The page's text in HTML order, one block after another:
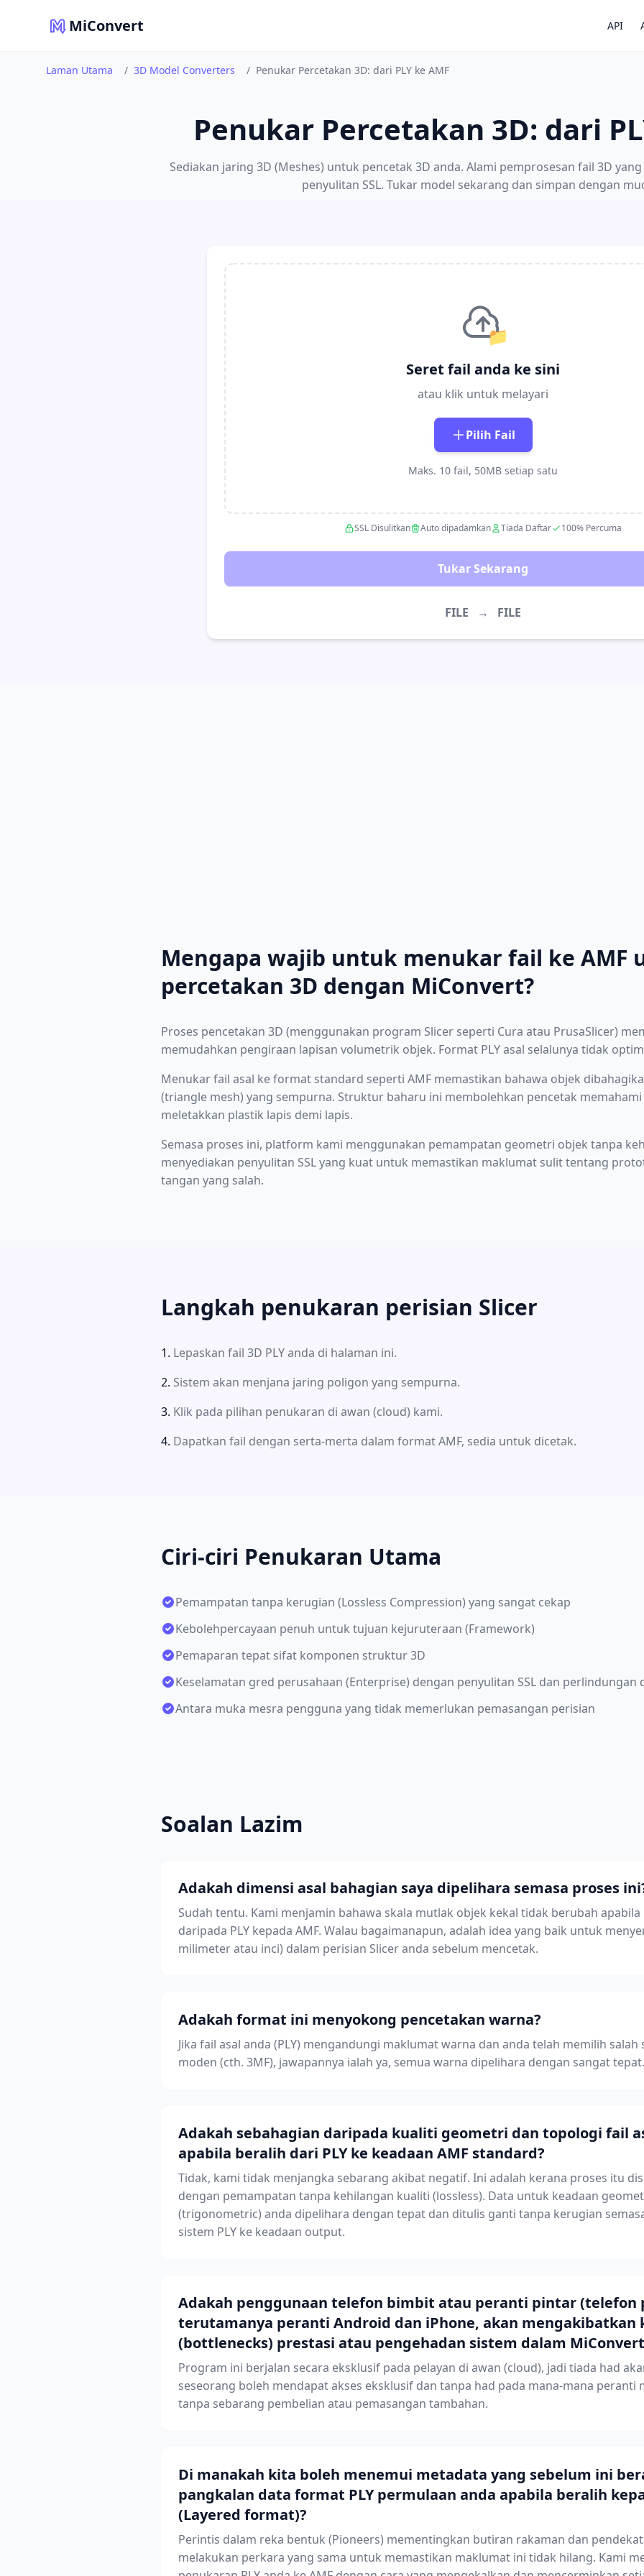
MiConvert API
Laman Utama / 3D Model Converters / Penukar Percetakan 3D: dari PLY ke AMF
Penukar Percetakan 3D: dari
Sediakan jaring 3D (Meshes) untuk pencetak 3D anda. Alami pemprosesan fail 3D
penyulitan SSL. Tukar model sekarang dan simpan dengan
📁
Seret fail anda ke sini
atau klik untuk melayari
Pilih Fail
Maks. 10 fail, 50MB setiap satu
SSL Disulitkan Auto dipadamkan Tiada Daftar 100% Percuma
Tukar Sekarang
FILE → FILE
Mengapa wajib untuk menukar fail ke AMF
percetakan 3D dengan MiConvert?
Proses pencetakan 3D (menggunakan program Slicer seperti Cura atau PrusaSlicer)
memudahkan pengiraan lapisan volumetrik objek. Format PLY asal selalunya tidak
Menukar fail asal ke format standard seperti AMF memastikan bahawa objek
(triangle mesh) yang sempurna. Struktur baharu ini membolehkan pencetak
meletakkan plastik lapis demi lapis.
Semasa proses ini, platform kami menggunakan pemampatan geometri objek tanpa
menyediakan penyulitan SSL yang kuat untuk memastikan maklumat sulit tentang
tangan yang salah.
Langkah penukaran perisian Slicer
Lepaskan fail 3D PLY anda di halaman ini.
Sistem akan menjana jaring poligon yang sempurna.
Klik pada pilihan penukaran di awan (cloud) kami.
Dapatkan fail dengan serta-merta dalam format AMF, sedia untuk dicetak.
Ciri-ciri Penukaran Utama
Pemampatan tanpa kerugian (Lossless Compression) yang sangat cekap
Kebolehpercayaan penuh untuk tujuan kejuruteraan (Framework)
Pemaparan tepat sifat komponen struktur 3D
Keselamatan gred perusahaan (Enterprise) dengan penyulitan SSL dan perlindungan
Antara muka mesra pengguna yang tidak memerlukan pemasangan perisian
Soalan Lazim
Adakah dimensi asal bahagian saya dipelihara semasa proses
Sudah tentu. Kami menjamin bahawa skala mutlak objek kekal tidak berubah
daripada PLY kepada AMF. Walau bagaimanapun, adalah idea yang baik untuk
milimeter atau inci) dalam perisian Slicer anda sebelum mencetak.
Adakah format ini menyokong pencetakan warna?
Jika fail asal anda (PLY) mengandungi maklumat warna dan anda telah memilih
moden (cth. 3MF), jawapannya ialah ya, semua warna dipelihara dengan sangat tepat.
Adakah sebahagian daripada kualiti geometri dan topologi fail
apabila beralih dari PLY ke keadaan AMF standard?
Tidak, kami tidak menjangka sebarang akibat negatif. Ini adalah kerana proses itu
dengan pemampatan tanpa kehilangan kualiti (lossless). Data untuk keadaan
(trigonometric) anda dipelihara dengan tepat dan ditulis ganti tanpa kerugian
sistem PLY ke keadaan output.
Adakah penggunaan telefon bimbit atau peranti pintar (telefon
terutamanya peranti Android dan iPhone, akan mengakibatkan
(bottlenecks) prestasi atau pengehadan sistem dalam
Program ini berjalan secara eksklusif pada pelayan di awan (cloud), jadi tiada had
seseorang boleh mendapat akses eksklusif dan tanpa had pada mana-mana peranti
tanpa sebarang pembelian atau pemasangan tambahan.
Di manakah kita boleh menemui metadata yang sebelum ini
pangkalan data format PLY permulaan anda apabila beralih
(Layered format)?
Perintis dalam reka bentuk (Pioneers) mementingkan butiran rakaman dan
melakukan perkara yang sama untuk memastikan maklumat ini tidak hilang. Kami